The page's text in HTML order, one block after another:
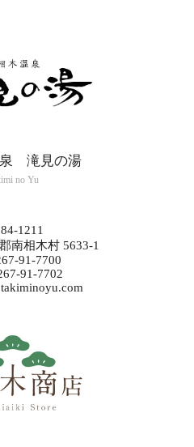
滝見の湯
no Yu
1211
南相木村 5633-1
91-7700
91-7702